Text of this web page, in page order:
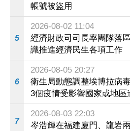
帳號被盜用
5
2026-08-02 11:04
經濟財政司司長率團隊落
識推進經濟民生各項工作
6
2026-08-05 20:27
衛生局動態調整埃博拉病
3個疫情受影響國家或地區
施
7
2026-08-03 22:03
岑浩輝在福建廈門、龍岩